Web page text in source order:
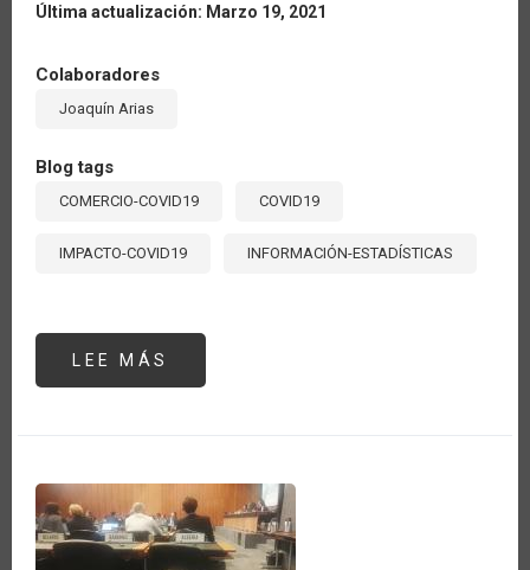
Última actualización: Marzo 19, 2021
Colaboradores
Joaquín Arias
Blog tags
COMERCIO-COVID19 COVID19
IMPACTO-COVID19 INFORMACIÓN-ESTADÍSTICAS
LEE MÁS
COMERCIO
DURANTE
LA
PANDEMIA
DEL
COVID19